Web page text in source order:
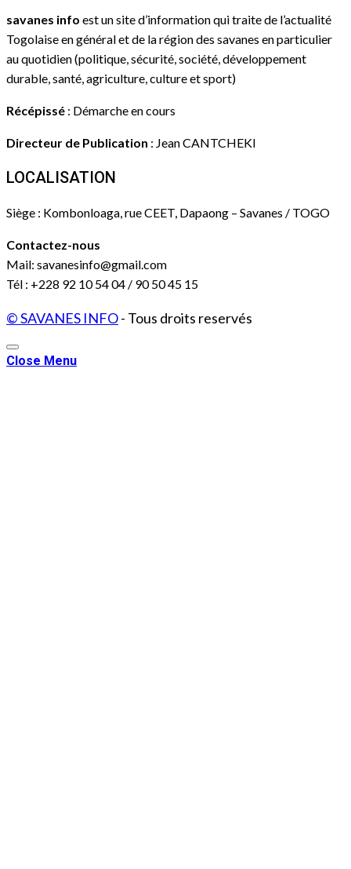
savanes info est un site d’information qui traite de l’actualité
Togolaise en général et de la région des savanes en particulier
au quotidien (politique, sécurité, société, développement
durable, santé, agriculture, culture et sport)
Récépissé : Démarche en cours
Directeur de Publication : Jean CANTCHEKI
LOCALISATION
Siège : Kombonloaga, rue CEET, Dapaong – Savanes / TOGO
Contactez-nous
Mail: savanesinfo@gmail.com
Tél : +228 92 10 54 04 / 90 50 45 15
© SAVANES INFO- Tous droits reservés
Close Menu